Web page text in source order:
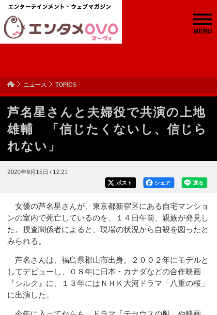
MENU
ニュース TOPICS
芦名星さんと夫婦役で共演の上地
雄輔 「信じたくないし、信じら
れない」
2020年9月15日 / 12:21
送る
シェア
ポスト
女優の芦名星さんが、東京都新宿区にある自宅マンショ
ンの室内で死亡しているのを、１４日午前、親族が発見し
た。捜査関係者によると、現場の状況から自殺を図ったと
みられる。
芦名さんは、福島県郡山市出身。２００２年にモデルと
してデビューし、０８年に日本・カナダなどの合作映画
『シルク』に、１３年にはＮＨＫ大河ドラマ「八重の桜」
に出演した。